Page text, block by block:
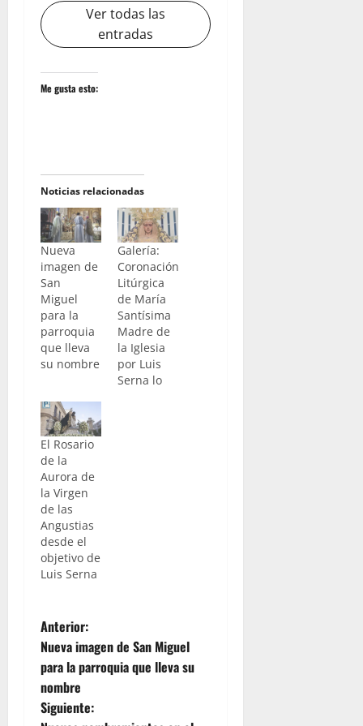
Ver todas las
entradas
Me gusta esto:
Noticias relacionadas
Nueva
imagen de
San
Miguel
para la
parroquia
que lleva
su nombre
Galería:
Coronación
Litúrgica
de María
Santísima
Madre de
la Iglesia
por Luis
Serna lo
El Rosario
de la
Aurora de
la Virgen
de las
Angustias
desde el
objetivo de
Luis Serna
N
a
v
Anterior:
Nueva imagen de San Miguel
para la parroquia que lleva su
nombre
Siguiente: